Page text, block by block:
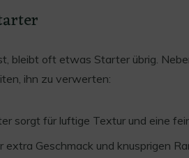
bleibt oft etwas Starter übrig.
ihn zu verwerten:
sorgt für luftige Textur und eine
extra Geschmack und knusprigen